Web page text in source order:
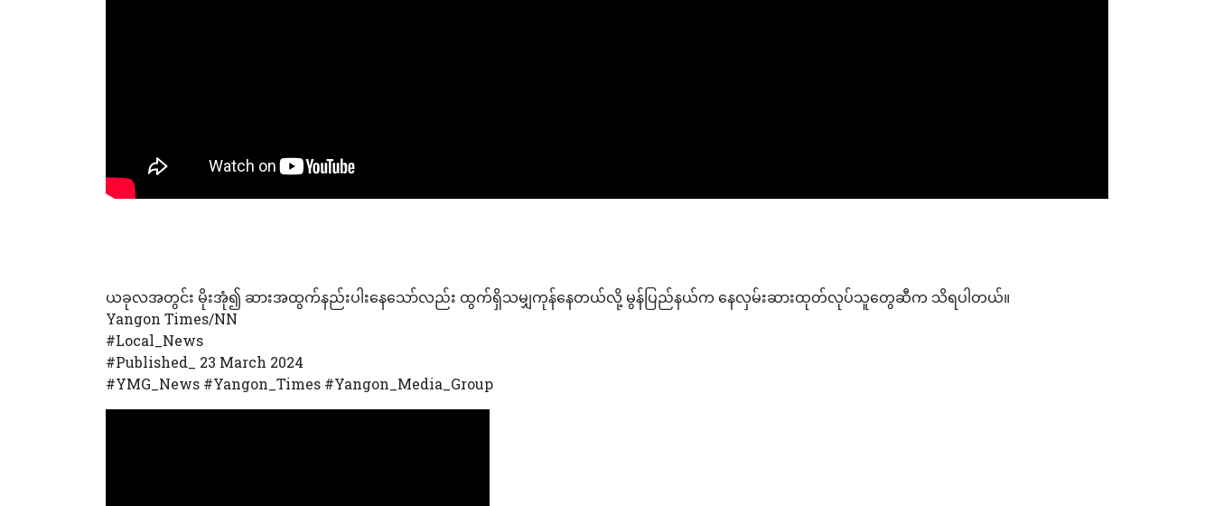
ယခုလအတွင်း မိုးအုံ၍ ဆားအထွက်နည်းပါးနေသော်လည်း ထွက်ရှိသမျှကုန်နေတယ်လို့ မွန်ပြည်နယ်က နေလှမ်းဆားထုတ်လုပ်သူတွေဆီက သိရပါတယ်။
Yangon Times/NN
#Local_News
#Published_ 23 March 2024
#YMG_News #Yangon_Times #Yangon_Media_Group